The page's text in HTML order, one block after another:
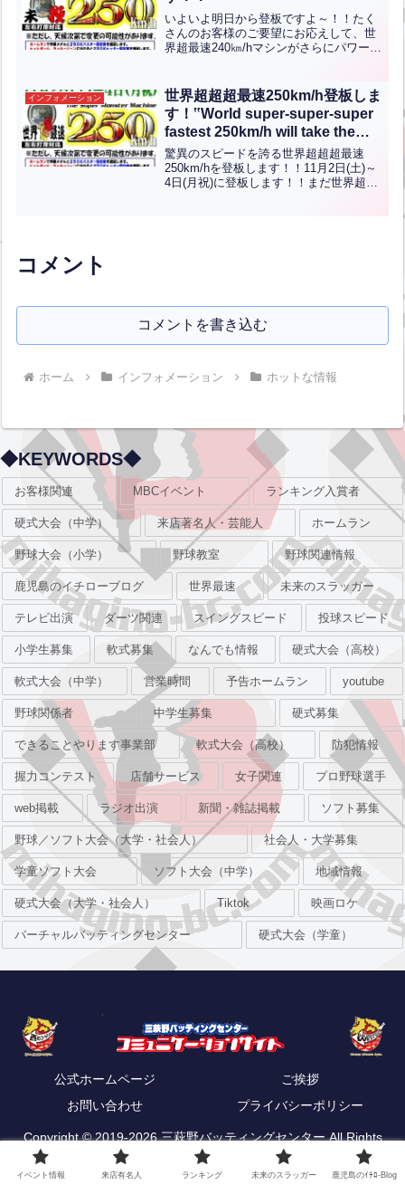
いよいよ明日から登板ですよ～！！たく
さんのお客様のご要望にお応えして、世
界超最速240㎞/hマシンがさらにパワーア
登板いたします！登板日：3月31日(金)
～...全文はクリック
インフォメーション
世界超超超最速250km/h登板しま
す！‟World super-super-super
fastest 250km/h will take the
mound!!‟【ENG CHT KOR
JPN】
驚異のスピードを誇る世界超超超最速
250km/hを登板します！！11月2日(土)～
4日(月祝)に登板します！！まだ世界超超
コメント
コメントを書き込む
ホーム インフォメーション ホットな情報
◆KEYWORDS◆
お客様関連 MBCイベント ランキング入賞者
硬式大会（中学） 来店著名人・芸能人 ホームラン
野球大会（小学） 野球教室 野球関連情報
鹿児島のイチローブログ 世界最速 未来のスラッガー
テレビ出演 ダーツ関連 スイングスピード 投球スピード
小学生募集 軟式募集 なんでも情報 硬式大会（高校）
軟式大会（中学） 営業時間 予告ホームラン youtube
野球関係者 中学生募集 硬式募集
できることやります事業部 軟式大会（高校） 防犯情報
握力コンテスト 店舗サービス 女子関連 プロ野球選手
web掲載 ラジオ出演 新聞・雑誌掲載 ソフト募集
野球／ソフト大会（大学・社会人） 社会人・大学募集
学童ソフト大会 ソフト大会（中学） 地域情報
硬式大会（大学・社会人） Tiktok 映画ロケ
バーチャルバッティングセンター 硬式大会（学童）
公式ホームページ
ご挨拶
お問い合わせ
プライバシーポリシー
Copyright © 2019-2026 三萩野バッティングセンター All Rights
Reserved.
イベント情報 来店有名人 ランキング 未来のスラッガー 鹿児島のｲﾁﾛ-Blog